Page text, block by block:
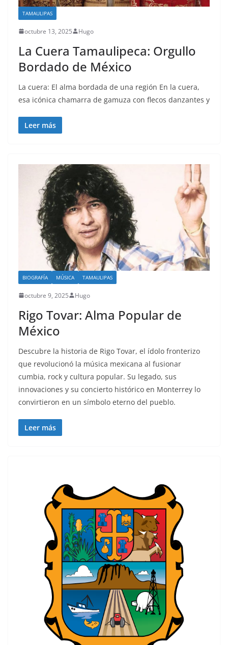
TAMAULIPAS
octubre 13, 2025 Hugo
La Cuera Tamaulipeca: Orgullo
Bordado de México
La cuera: El alma bordada de una región En la cuera,
esa icónica chamarra de gamuza con flecos danzantes y
Leer más
BIOGRAFÍA MÚSICA TAMAULIPAS
octubre 9, 2025 Hugo
Rigo Tovar: Alma Popular de
México
Descubre la historia de Rigo Tovar, el ídolo fronterizo
que revolucionó la música mexicana al fusionar
cumbia, rock y cultura popular. Su legado, sus
innovaciones y su concierto histórico en Monterrey lo
convirtieron en un símbolo eterno del pueblo.
Leer más